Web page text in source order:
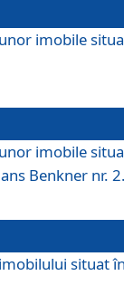
imobile
imobile
Benkner nr.
situat